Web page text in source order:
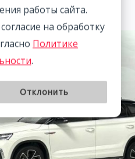
работы сайта.
на обработку
Политике
.
Отклонить